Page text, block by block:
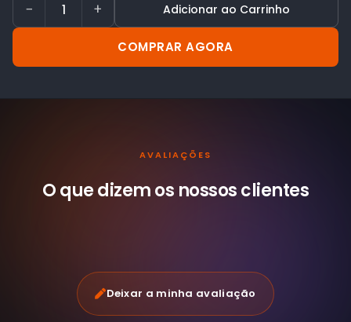
− + Adicionar ao Carrinho
COMPRAR AGORA
AVALIAÇÕES
O que dizem os nossosclientes
Deixar a minha avaliação